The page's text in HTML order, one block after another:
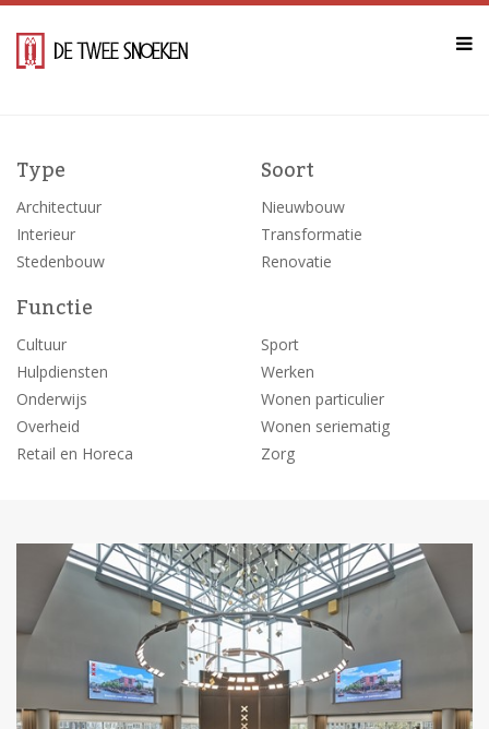
Type
Architectuur
Interieur
Stedenbouw
Soort
Nieuwbouw
Transformatie
Renovatie
Functie
Cultuur
Hulpdiensten
Onderwijs
Overheid
Retail en Horeca
Sport
Werken
Wonen particulier
Wonen seriematig
Zorg